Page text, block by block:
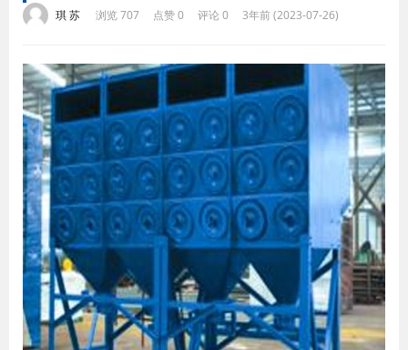
琪 苏 浏览 707 点赞 0 评论 0 3年前 (2023-07-26)